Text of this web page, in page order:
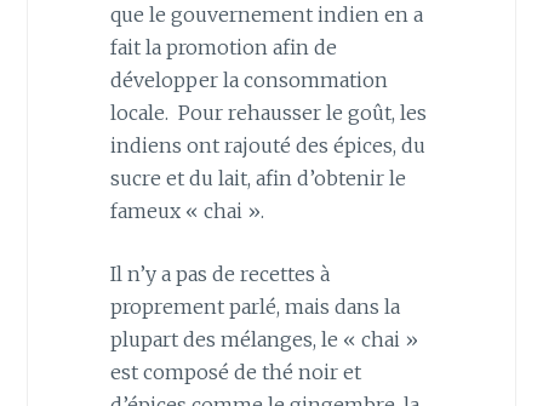
que le gouvernement indien en a
fait la promotion afin de
développer la consommation
locale. Pour rehausser le goût, les
indiens ont rajouté des épices, du
sucre et du lait, afin d’obtenir le
fameux « chai ».
Il n’y a pas de recettes à
proprement parlé, mais dans la
plupart des mélanges, le « chai »
est composé de thé noir et